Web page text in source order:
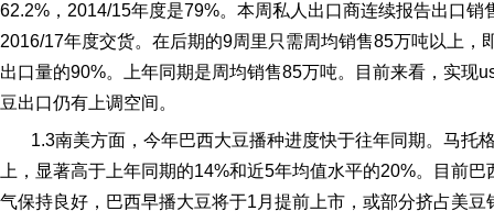
62.2% ， 2014/15年度是79%。本周私人出口商连续报告出口销
2016/17年度交货。在后期的9周里只需周均销售85万吨以上，
出口量的90%。上年同期是周均销售85万吨。目前来看，实现
豆出口仍有上调空间。
1.3南美方面，今年巴西大豆播种进度快于往年同期。马托
上，显著高于上年同期的14%和近5年均值水平的20%。目前巴
气保持良好，巴西早播大豆将于1 月提前上市，或部分挤占美